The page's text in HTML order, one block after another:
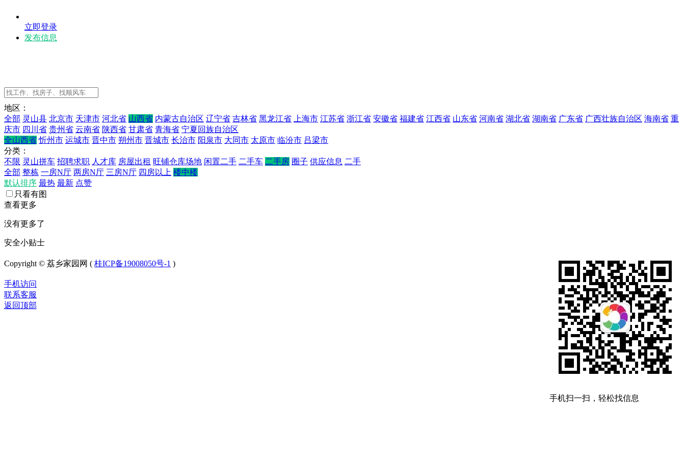
立即登录
发布信息
地区：
全部 灵山县 北京市 天津市 河北省 山西省 内蒙古自治区 辽宁省 吉林省 黑龙江省 上海市 江苏省 浙江省 安徽省 福建省 江西省 山东省 河南省 湖北省 湖南省 广东省 广西壮族自治区 海南省 重
庆市 四川省 贵州省 云南省 陕西省 甘肃省 青海省 宁夏回族自治区
全山西省 忻州市 运城市 晋中市 朔州市 晋城市 长治市 阳泉市 大同市 太原市 临汾市 吕梁市
分类：
不限 灵山拼车 招聘求职 人才库 房屋出租 旺铺仓库场地 闲置二手 二手车 二手房 圈子 供应信息 二手
全部 整栋 一房N厅 两房N厅 三房N厅 四房以上 楼中楼
默认排序 最热 最新 点赞
只看有图
查看更多
没有更多了
安全小贴士
手机扫一扫，轻松找信息
Copyright © 荔乡家园网 ( 桂ICP备19008050号-1 )
手机访问
联系客服
返回顶部